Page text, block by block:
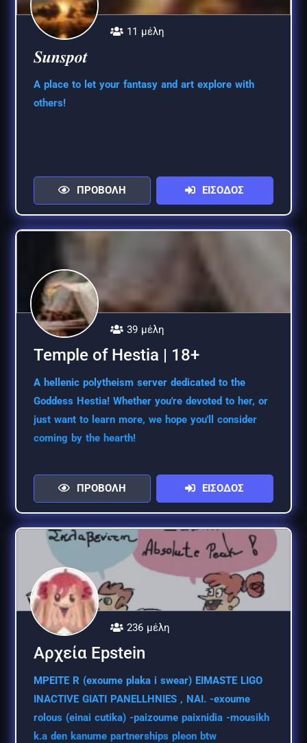
11 μέλη
𝑺𝒖𝒏𝒔𝒑𝒐𝒕
A place to let your fantasy and art explore with
others!
ΠΡΟΒΟΛΗ ΕΙΣΟΔΟΣ
39 μέλη
Temple of Hestia | 18+
A hellenic polytheism server dedicated to the
Goddess Hestia! Whether you're devoted to her, or
just want to learn more, we hope you'll consider
coming by the hearth!
ΠΡΟΒΟΛΗ ΕΙΣΟΔΟΣ
236 μέλη
Αρχεία Epstein
MPEITE R (exoume plaka i swear) EIMASTE LIGO
INACTIVE GIATI PANELLHNIES , NAI. -exoume
rolous (einai cutika) -paizoume paixnidia -mousikh
k.a den kanume partnerships pleon btw